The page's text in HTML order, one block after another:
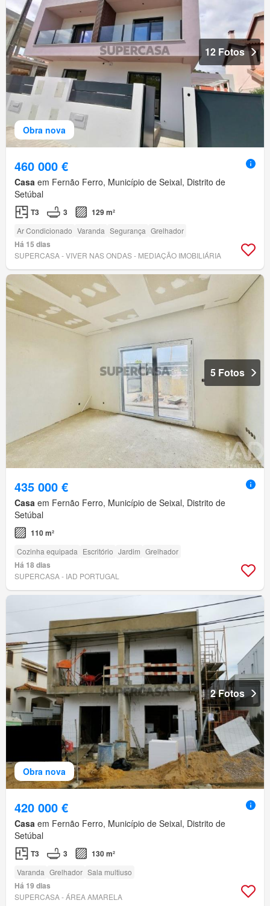
Obra nova
12 Fotos
460 000 €
Casa em Fernão Ferro, Município de Seixal, Distrito de
Setúbal
T3 3 129 m²
Ar Condicionado Varanda Segurança Grelhador
Há 15 dias
SUPERCASA - VIVER NAS ONDAS - MEDIAÇÃO IMOBILIÁRIA
5 Fotos
435 000 €
Casa em Fernão Ferro, Município de Seixal, Distrito de
Setúbal
110 m²
Cozinha equipada Escritório Jardim Grelhador
Há 18 dias
SUPERCASA - IAD PORTUGAL
Obra nova
2 Fotos
420 000 €
Casa em Fernão Ferro, Município de Seixal, Distrito de
Setúbal
T3 3 130 m²
Varanda Grelhador Sala multiuso
Há 19 dias
SUPERCASA - ÁREA AMARELA